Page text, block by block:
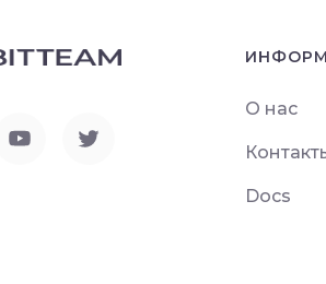
О нас
Docs